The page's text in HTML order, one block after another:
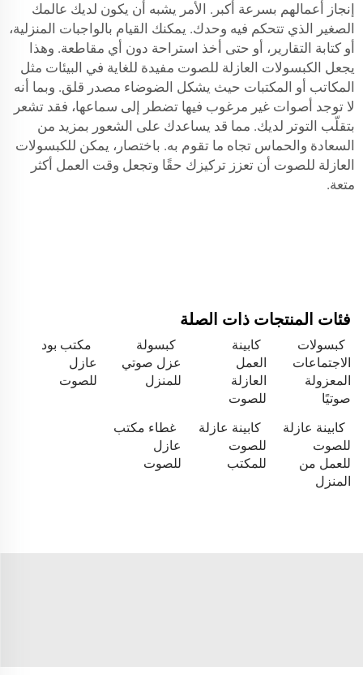
إنجاز أعمالهم بسرعة أكبر. الأمر يشبه أن يكون لديك عالمك
الصغير الذي تتحكم فيه وحدك. يمكنك القيام بالواجبات المنزلية،
أو كتابة التقارير، أو حتى أخذ استراحة دون أي مقاطعة. وهذا
يجعل الكبسولات العازلة للصوت مفيدة للغاية في البيئات مثل
المكاتب أو المكتبات حيث يشكل الضوضاء مصدر قلق. وبما أنه
لا توجد أصوات غير مرغوب فيها تضطر إلى سماعها، فقد تشعر
بتقلّب التوتر لديك. مما قد يساعدك على الشعور بمزيد من
السعادة والحماس تجاه ما تقوم به. باختصار، يمكن للكبسولات
العازلة للصوت أن تعزز تركيزك حقًا وتجعل وقت العمل أكثر
متعة.
فئات المنتجات ذات الصلة
كبسولات
الاجتماعات
المعزولة
صوتيًا
كابينة
العمل
العازلة
للصوت
كبسولة
عزل صوتي
للمنزل
مكتب بود
عازل
للصوت
كابينة عازلة
للصوت
للعمل من
المنزل
كابينة عازلة
للصوت
للمكتب
غطاء مكتب
عازل
للصوت